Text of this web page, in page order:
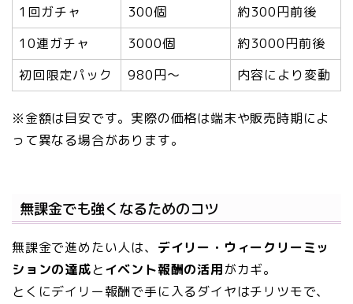
1回ガチャ 300個
約300円前後
10連ガチャ
3000個
約3000円前後
初回限定パック
980円〜 内容により変動
※金額は目安です。実際の価格は端末や販売時期によ
って異なる場合があります。
無課金でも強くなるためのコツ
無課金で進めたい人は、 デイリー・ウィークリーミッ
ションの達成とイベント報酬の活用がカギ。
とくにデイリー報酬で手に入るダイヤはチリツモで、